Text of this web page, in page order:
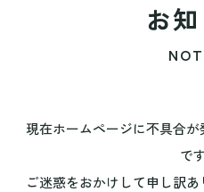
お
現在ホームページに不具合
で
ご迷惑をおかけして申し訳